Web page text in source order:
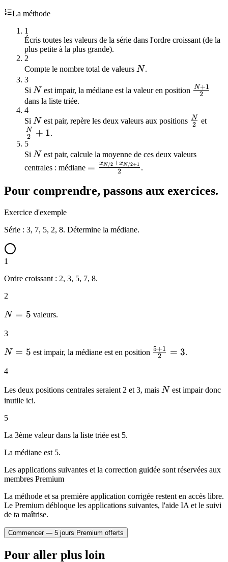
La méthode
1
Écris toutes les valeurs de la série dans l'ordre croissant (de la
plus petite à la plus grande).
2
Compte le nombre total de valeurs N
N.
3
Si N
N est impair, la médiane est la valeur en position 2
N+1
dans la liste triée.
4
Si N
N est pair, repère les deux valeurs aux positions \frac{N}
2
N et
2
N + 1.
5
Si N
N est pair, calcule la moyenne de ces deux valeurs
centrales : médiane =
+
= 2
xN/2+xN/2+1 .
Pour comprendre, passons aux exercices.
Exercice d'exemple
Série : 3, 7, 5, 2, 8. Détermine la médiane.
1
Ordre croissant : 2, 3, 5, 7, 8.
2
N
5
N = 5 valeurs.
3
N
5
N = 5 est impair, la médiane est en position \frac{5+1}
2
5+1 = 3.
4
Les deux positions centrales seraient 2 et 3, mais N
N est impair donc
inutile ici.
5
La 3ème valeur dans la liste triée est 5.
La médiane est 5.
Les applications suivantes et la correction guidée sont réservées aux
membres Premium
La méthode et sa première application corrigée restent en accès libre.
Le Premium débloque les applications suivantes, l'aide IA et le suivi
de ta maîtrise.
Commencer — 5 jours Premium offerts
Pour aller plus loin